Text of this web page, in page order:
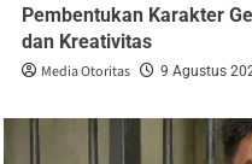
Pembentukan Karakter
dan Kreativitas
Media Otoritas 9 Agustus